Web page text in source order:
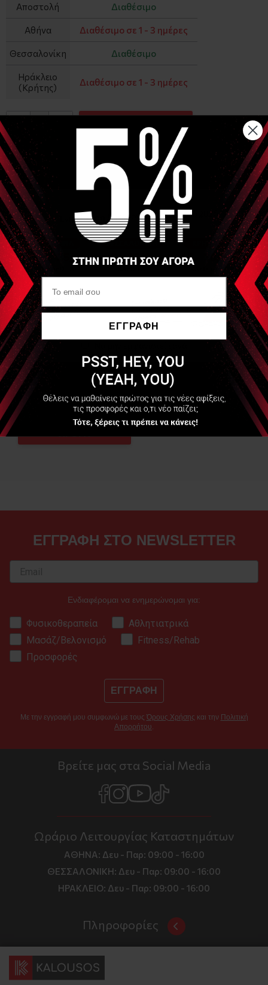
Αποστολή Διαθέσιμο
Αθήνα Διαθέσιμο σε 1 - 3 ημέρες
Θεσσαλονίκη Διαθέσιμο
Ηράκλειο
(Κρήτης)
Διαθέσιμο σε 1 - 3 ημέρες
Είδες Πρόσφατα
HYPERICE
Ηλεκτρόδια Venom Go
Διαθέσιμο
45,00 €
+135 Πόντοι
ΕΓΓΡΑΦΗ ΣΤΟ NEWSLETTER
Ενδιαφέρομαι να ενημερώνομαι για:
Φυσικοθεραπεία
Αθλητιατρικά
Μασάζ/Βελονισμό
Fitness/Rehab
Προσφορές
ΕΓΓΡΑΦΗ
Με την εγγραφή μου συμφωνώ με τους Όρους Χρήσης και την Πολιτική
Απορρήτου.
Βρείτε μας στα Social Media
Ωράριο Λειτουργίας Καταστημάτων
ΑΘΗΝΑ: Δευ - Παρ: 09:00 - 16:00
ΘΕΣΣΑΛΟΝΙΚΗ: Δευ - Παρ: 09:00 - 16:00
ΗΡΑΚΛΕΙΟ: Δευ - Παρ: 09:00 - 16:00
Πληροφορίες
Όροι και Προϋποθέσεις
Τιμές, Τρόποι Αποστολής και Πληρωμής
Πολιτική Απορρήτου
Επικοινωνία
Διεύθυνση
ΕΓΓΡΑΦΗ